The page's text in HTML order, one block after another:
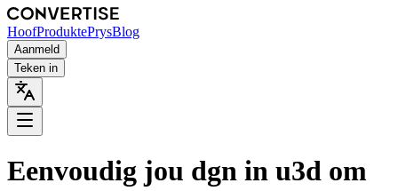
HoofProduktePrysBlog
Aanmeld
Teken in
Eenvoudig jou dgn in u3d om